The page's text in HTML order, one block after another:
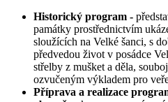
Historický program -
památky prostřednictvím
sloužících na Velké šanci, s
předvedou život v posádce
střelby z mušket a děla,
ozvučeným výkladem pro
Příprava a realizace